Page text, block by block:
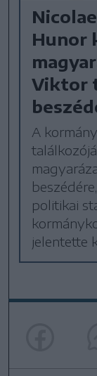
Hunor
Viktor
A
politikai
jelentette